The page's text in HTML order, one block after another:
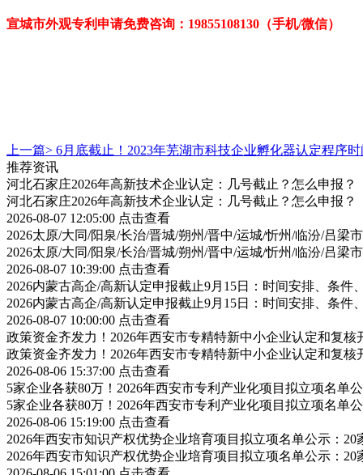
宣城市外观专利申请免费咨询： 19855108130（手机/微信）
上一篇> 6月底截止！2023年芜湖市科技企业孵化器认定程序
推荐资讯
河北石家庄2026年高新技术企业认定：几号截止？怎么申报？
河北石家庄2026年高新技术企业认定：几号截止？怎么申报？
2026-08-07 12:05:00 点击查看
2026太原/大同/阳泉/长治/晋城/朔州/晋中/运城/忻州/临汾/吕梁
2026太原/大同/阳泉/长治/晋城/朔州/晋中/运城/忻州/临汾/吕梁
2026-08-07 10:39:00 点击查看
2026内蒙古高企/高新认定申报截止9月15日：时间安排、条件
2026内蒙古高企/高新认定申报截止9月15日：时间安排、条件
2026-08-07 10:00:00 点击查看
政策资金齐发力！2026年西安市专精特新中小企业认定和复
政策资金齐发力！2026年西安市专精特新中小企业认定和复
2026-08-06 15:37:00 点击查看
5家企业各获80万！2026年西安市专利产业化项目拟立项名单
5家企业各获80万！2026年西安市专利产业化项目拟立项名单
2026-08-06 15:19:00 点击查看
2026年西安市知识产权优势企业培育项目拟立项名单公示：
2026年西安市知识产权优势企业培育项目拟立项名单公示：